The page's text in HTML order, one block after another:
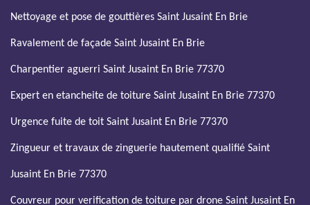
Nettoyage et pose de gouttières Saint Jusaint En Brie
Ravalement de façade Saint Jusaint En Brie
Charpentier aguerri Saint Jusaint En Brie 77370
Expert en etancheite de toiture Saint Jusaint En Brie 77370
Urgence fuite de toit Saint Jusaint En Brie 77370
Zingueur et travaux de zinguerie hautement qualifié Saint
Jusaint En Brie 77370
Couvreur pour verification de toiture par drone Saint Jusaint En